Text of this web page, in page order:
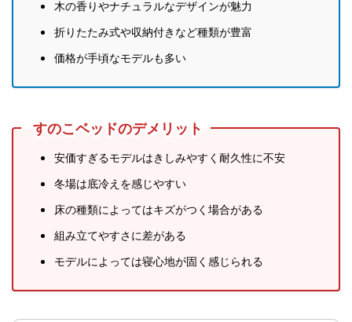
木の香りやナチュラルなデザインが魅力
折りたたみ式や収納付きなど種類が豊富
価格が手頃なモデルも多い
すのこベッドのデメリット
安価すぎるモデルはきしみやすく耐久性に不安
冬場は底冷えを感じやすい
床の種類によってはキズがつく場合がある
組み立てやすさに差がある
モデルによっては寝心地が固く感じられる